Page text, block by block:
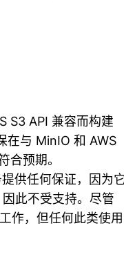
S3 API 兼容而构建
在与 MinIO 和 AWS
合预期。
供任何保证，因为
此不受支持。尽管
作，但任何此类使用